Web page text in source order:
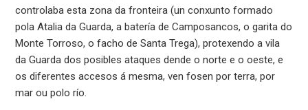
controlaba esta zona da fronteira (un conxunto formado
pola Atalia da Guarda, a batería de Camposancos, o garita do
Monte Torroso, o facho de Santa Trega), protexendo a vila
da Guarda dos posibles ataques dende o norte e o oeste, e
os diferentes accesos á mesma, ven fosen por terra, por
mar ou polo río.